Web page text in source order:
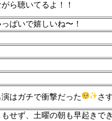
ら聴いてるよ！！
ぱいで嬉しいね〜！
はガチで衝撃だった さ
もせず、土曜の朝も早起き